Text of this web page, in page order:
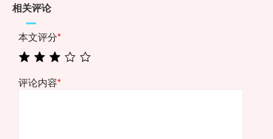
相关评论
本文评分*
评论内容*